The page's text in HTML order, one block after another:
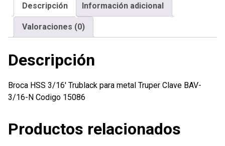
Truper
cantidad
Descripción Información adicional
Valoraciones (0)
Descripción
Broca HSS 3/16′ Trublack para metal Truper Clave BAV-
3/16-N Codigo 15086
Productos relacionados